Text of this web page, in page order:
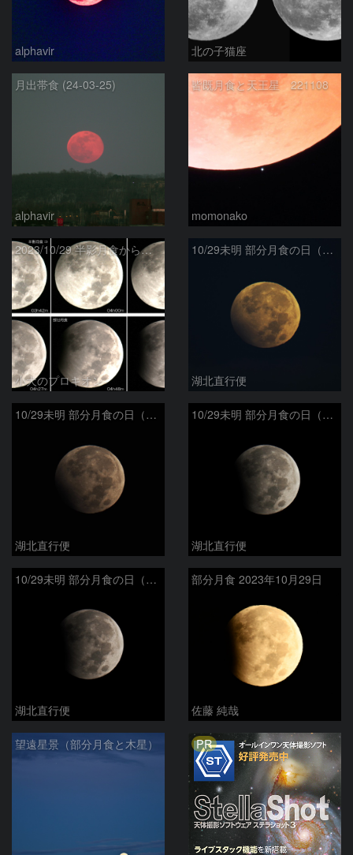
alphavir 北の子猫座
月出帯食 (24-03-25)
alphavir
皆既月食と天王星 221108
momonako
2023/10/29 半影月食から部分月食へ
小犬のプロキオン
10/29未明 部分月食の日（その５）
湖北直行便
10/29未明 部分月食の日（その４）
湖北直行便
10/29未明 部分月食の日（その３）
湖北直行便
10/29未明 部分月食の日（その２）
湖北直行便
部分月食 2023年10月29日
佐藤 純哉
望遠星景（部分月食と木星） PR